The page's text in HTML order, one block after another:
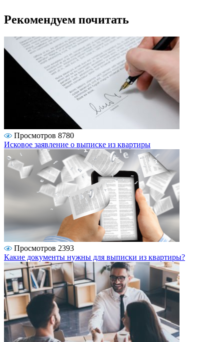
Рекомендуем почитать
Просмотров 8780
Исковое заявление о выписке из квартиры
Просмотров 2393
Какие документы нужны для выписки из квартиры?